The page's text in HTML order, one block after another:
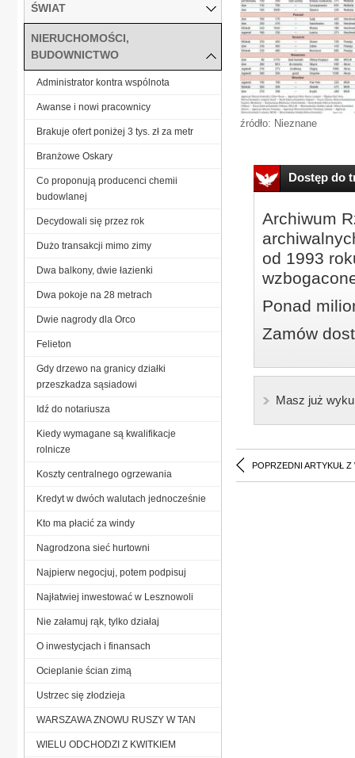
źródło: Nieznane
Dostęp do
Archiwum
od 1993
Ponad
Zamów
Masz już
POPRZEDNI ARTYKUŁ Z
ŚWIAT
NIERUCHOMOŚCI,
BUDOWNICTWO
Administrator kontra wspólnota
Awanse i nowi pracownicy
Brakuje ofert poniżej 3 tys. zł za metr
Branżowe Oskary
Co proponują producenci chemii
budowlanej
Decydowali się przez rok
Dużo transakcji mimo zimy
Dwa balkony, dwie łazienki
Dwa pokoje na 28 metrach
Dwie nagrody dla Orco
Felieton
Gdy drzewo na granicy działki
przeszkadza sąsiadowi
Idź do notariusza
Kiedy wymagane są kwalifikacje
rolnicze
Koszty centralnego ogrzewania
Kredyt w dwóch walutach jednocześnie
Kto ma płacić za windy
Nagrodzona sieć hurtowni
Najpierw negocjuj, potem podpisuj
Najłatwiej inwestować w Lesznowoli
Nie załamuj rąk, tylko działaj
O inwestycjach i finansach
Ocieplanie ścian zimą
Ustrzec się złodzieja
WARSZAWA ZNOWU RUSZY W TAN
WIELU ODCHODZI Z KWITKIEM